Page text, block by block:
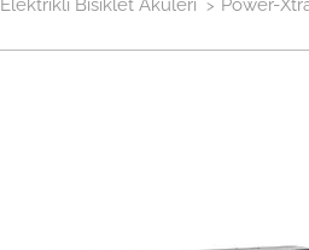
Elektrikli Bisiklet Aküleri > Power-